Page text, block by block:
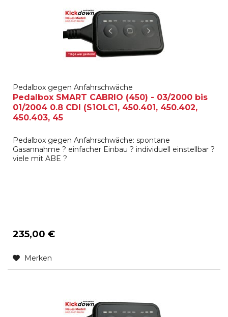
Pedalbox gegen Anfahrschwäche
Pedalbox SMART CABRIO (450) - 03/2000 bis
01/2004 0.8 CDI (S1OLC1, 450.401, 450.402,
450.403, 45
Pedalbox gegen Anfahrschwäche: spontane
Gasannahme ? einfacher Einbau ? individuell einstellbar ?
viele mit ABE ?
235,00 €
Merken